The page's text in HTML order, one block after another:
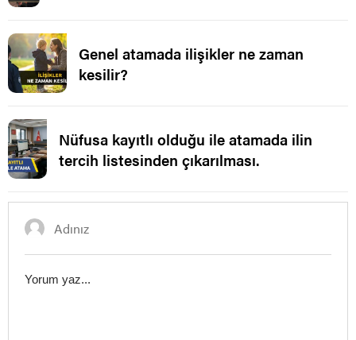
Genel atamada ilişikler ne zaman
kesilir?
Nüfusa kayıtlı olduğu ile atamada ilin
tercih listesinden çıkarılması.